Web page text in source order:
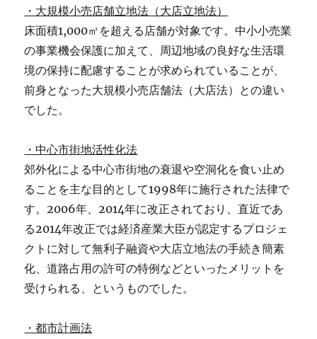
・大規模小売店舗立地法（大店立地法）
床面積1,000㎡を超える店舗が対象です。中小小売業
の事業機会保護に加えて、周辺地域の良好な生活環
境の保持に配慮することが求められていることが、
前身となった大規模小売店舗法（大店法）との違い
でした。
・中心市街地活性化法
郊外化による中心市街地の衰退や空洞化を食い止め
ることを主な目的として1998年に施行された法律で
す。2006年、2014年に改正されており、直近であ
る2014年改正では経済産業大臣が認定するプロジェ
クトに対して無利子融資や大店立地法の手続き簡素
化、道路占用の許可の特例などといったメリットを
受けられる、というものでした。
・都市計画法